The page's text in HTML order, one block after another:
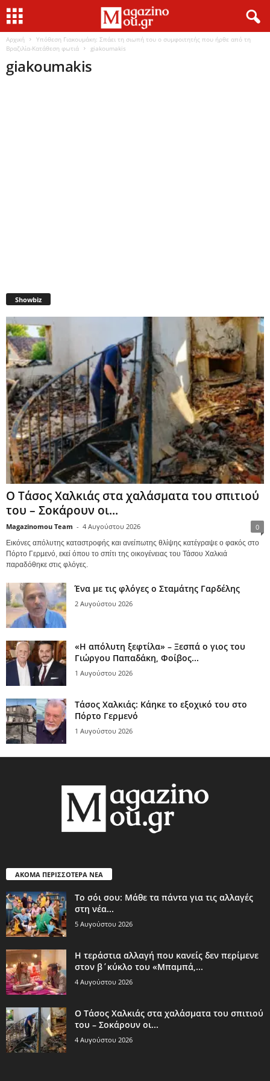
Αρχική
Υπόθεση Γιακουμάκη: Σπάει τη σιωπή του ο συμφοιτητής που ήρθε από τη
Βραζιλία-Κατάθεση φωτιά
giakoumakis
giakoumakis
Showbiz
Ο Τάσος Χαλκιάς στα χαλάσματα του σπιτιού
του – Σοκάρουν οι...
Magazinomou Team - 4 Αυγούστου 2026 0
Εικόνες απόλυτης καταστροφής και ανείπωτης θλίψης κατέγραψε ο φακός στο
Πόρτο Γερμενό, εκεί όπου το σπίτι της οικογένειας του Τάσου Χαλκιά
παραδόθηκε στις φλόγες.
Ένα με τις φλόγες ο Σταμάτης Γαρδέλης
2 Αυγούστου 2026
«Η απόλυτη ξεφτίλα» – Ξεσπά ο γιος του
Γιώργου Παπαδάκη, Φοίβος...
1 Αυγούστου 2026
Τάσος Χαλκιάς: Κάηκε το εξοχικό του στο
Πόρτο Γερμενό
1 Αυγούστου 2026
ΑΚΟΜΑ ΠΕΡΙΣΣΟΤΕΡΑ ΝΕΑ
Το σόι σου: Μάθε τα πάντα για τις αλλαγές
στη νέα...
5 Αυγούστου 2026
Η τεράστια αλλαγή που κανείς δεν περίμενε
στον β΄κύκλο του «Μπαμπά,...
4 Αυγούστου 2026
Ο Τάσος Χαλκιάς στα χαλάσματα του σπιτιού
του – Σοκάρουν οι...
4 Αυγούστου 2026